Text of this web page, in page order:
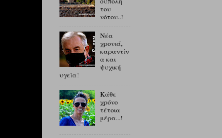
του
νότου..!
Νέα
χρονιά,
καραντίν
α και
ψυχική
υγεία!
Κάθε
χρόνο
τέτοια
μέρα...!